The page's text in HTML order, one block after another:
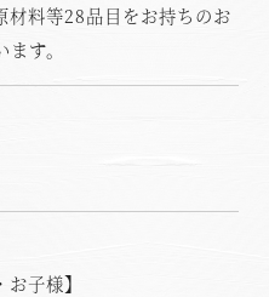
材料等28品目をお持ちのお
す。
子様】